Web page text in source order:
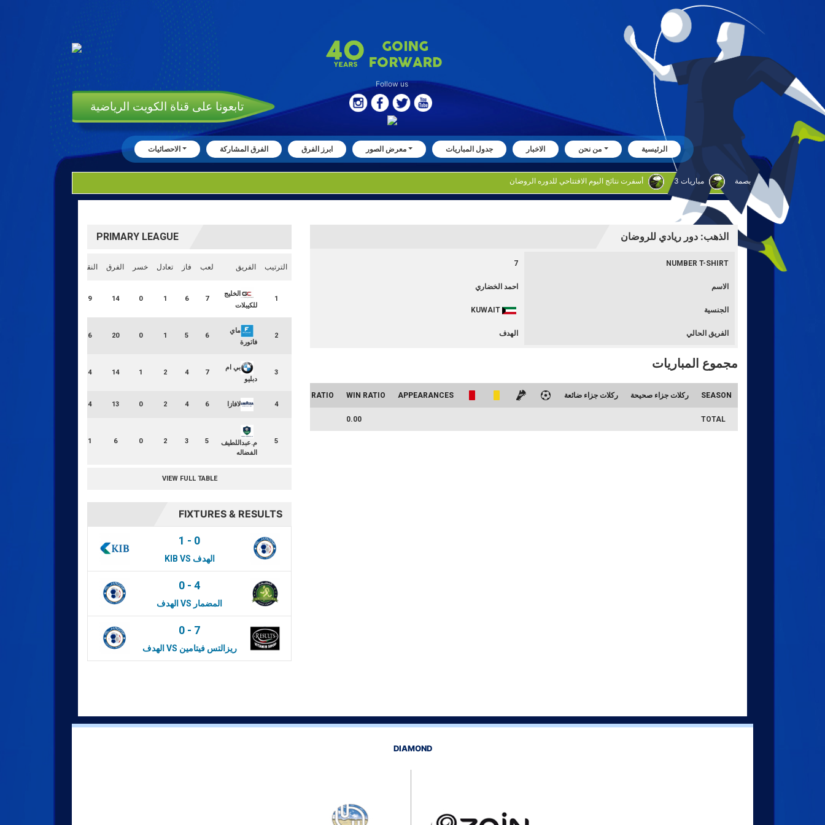
تابعونا على قناة الكويت الرياضية
Follow us
الاحصائيات الفرق المشاركة ابرز الفرق معرض الصور جدول المباريات الاخبار من نحن الرئيسية
أسفرت نتائج اليوم الافتتاحي للدوره الروضان
الذهب: دور ريادي للروضان
NUMBER T-SHIRT
7
الاسم احمد الخضاري
الجنسية KUWAIT
الفريق الحالي الهدف
مجموع المباريات
SEASON ركلات جزاء صحيحة ركلات جزاء ضائعة APPEARANCES
WIN RATIO
DRAW RATIO
TOTAL
0.00
PRIMARY LEAGUE
الترتيب الفريق لعب فاز تعادل خسر الفرق النقاط
1
الخليج
للكيبلات
7
6
1
0
14
19
2
ماي
فاتورة
6
5
1
0
20
16
3
بي ام
دبليو
7
4
2
1
14
14
4 لافازا 6
4
2
0
13
14
5
م.عبداللطيف
الفضاله
5
3
2
0
6
11
VIEW FULL TABLE
FIXTURES & RESULTS
1 - 0
KIB VS الهدف
0 -4
الهدف VS المضمار
0 - 7
الهدف VS ريزالتس فيتامين
DIAMOND